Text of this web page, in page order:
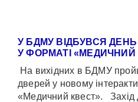
У БДМУ ВІДБУВСЯ
У ФОРМАТІ «МЕДИЧНИЙ
На вихідних в БДМУ
дверей у новому
«Медичний квест». Захід